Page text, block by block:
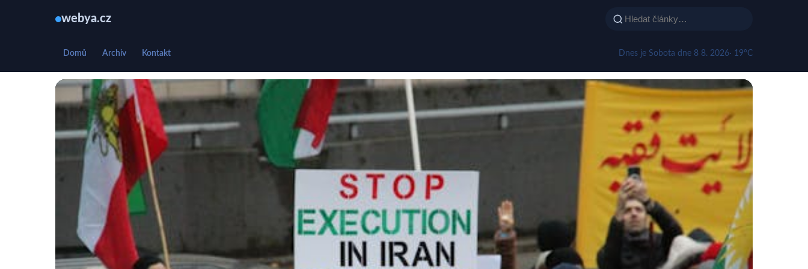
webya.cz
Domů Archiv Kontakt Dnes je Sobota dne 8 8. 2026· 19°C